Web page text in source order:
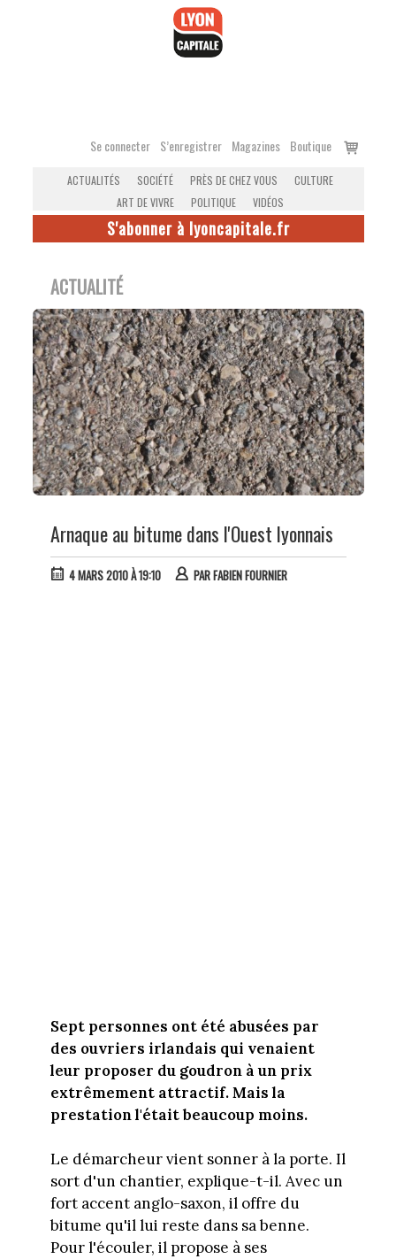
Se connecter S’enregistrer Magazines Boutique
Voir
ACTUALITÉS SOCIÉTÉ PRÈS DE CHEZ VOUS
CULTURE
ART DE VIVRE
POLITIQUE VIDÉOS
S'abonner à lyoncapitale.fr
ACTUALITÉ
Arnaque au bitume dans l'Ouest lyonnais
4 MARS 2010 À 19:10 PARFABIEN FOURNIER
Sept personnes ont été abusées par
des ouvriers irlandais qui venaient
leur proposer du goudron à un prix
extrêmement attractif. Mais la
prestation l'était beaucoup moins.
Le démarcheur vient sonner à la porte. Il
sort d'un chantier, explique-t-il. Avec un
fort accent anglo-saxon, il offre du
bitume qu'il lui reste dans sa benne.
Pour l'écouler, il propose à ses